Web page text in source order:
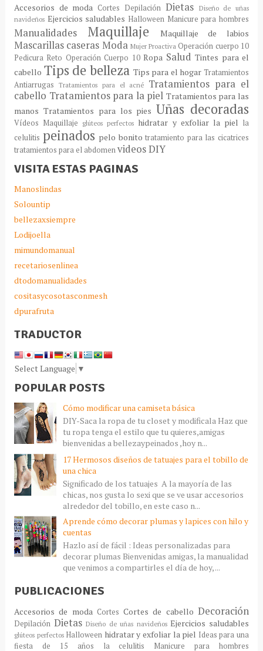
Accesorios de moda Cortes Depilación Dietas
Diseño de uñas
navideños Ejercicios saludables Halloween Manicure para hombres
Manualidades Maquillaje Maquillaje de labios
Mascarillas caseras Moda Mujer Proactiva Operación cuerpo 10
Pedicura Reto Operación Cuerpo 10 Ropa Salud Tintes para el
cabello Tips de belleza Tips para el hogar Tratamientos
Antiarrugas Tratamientos para el acné Tratamientos para el
cabello Tratamientos para la piel Tratamientos para las
manos Tratamientos para los pies Uñas decoradas
Vídeos Maquillaje glúteos perfectos hidratar y exfoliar la piel la
celulitis peinados pelo bonito tratamiento para las cicatrices
tratamientos para el abdomenvideos DIY
VISITA ESTAS PAGINAS
Manoslindas
Solountip
bellezaxsiempre
Lodijoella
mimundomanual
recetariosenlinea
dtodomanualidades
cositasycosotasconmesh
dpurafruta
TRADUCTOR
Select Language ▼
POPULAR POSTS
Cómo modificar una camiseta básica
DIY-Saca la ropa de tu closet y modificala Haz que
tu ropa tenga el estilo que tu quieres,amigas
bienvenidas a bellezaypeinados ,hoy n...
17 Hermosos diseños de tatuajes para el tobillo de
una chica
Significado de los tatuajes A la mayoría de las
chicas, nos gusta lo sexi que se ve usar accesorios
alrededor del tobillo, en este caso n...
Aprende cómo decorar plumas y lapices con hilo y
cuentas
Hazlo así de fácil : Ideas personalizadas para
decorar plumas Bienvenidas amigas, la manualidad
que venimos a compartirles el día de hoy, ...
PUBLICACIONES
Accesorios de moda Cortes Cortes de cabello Decoración
Depilación Dietas Diseño de uñas navideños Ejercicios saludables
glúteos perfectos Halloween hidratar y exfoliar la piel Ideas para una
fiesta de 15 años
la celulitis Manicure para hombres